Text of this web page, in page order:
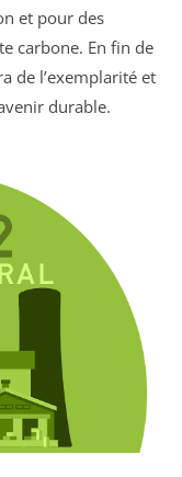
et pour des
carbone. En fin de
de l’exemplarité et
durable.